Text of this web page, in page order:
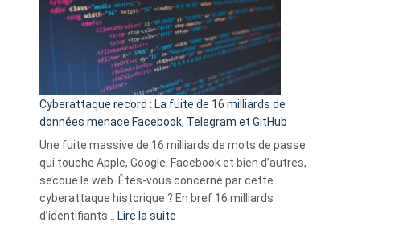
secondes
:
Le
Wrapped
Party
pour
comparer
vos
goûts
musicaux
avec
9
amis
Cyberattaque record : La fuite de 16 milliards de
données menace Facebook, Telegram et GitHub
Une fuite massive de 16 milliards de mots de passe
qui touche Apple, Google, Facebook et bien d’autres,
secoue le web. Êtes-vous concerné par cette
cyberattaque historique ? En bref 16 milliards
d’identifiants…
Lire la suite